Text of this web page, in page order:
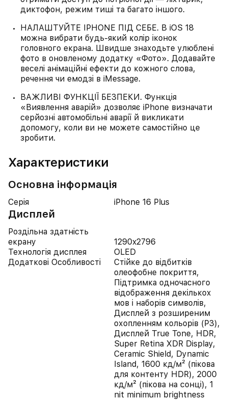
диктофон, режим тиші та багато іншого.
НАЛАШТУЙТЕ IPHONE ПІД СЕБЕ. В iOS 18
можна вибрати будь-який колір іконок
головного екрана. Швидше знаходьте улюблені
фото в оновленому додатку «Фото». Додавайте
веселі анімаційні ефекти до кожного слова,
речення чи емодзі в iMessage.
ВАЖЛИВІ ФУНКЦІЇ БЕЗПЕКИ. Функція
«Виявлення аварій» дозволяє iPhone визначати
серйозні автомобільні аварії й викликати
допомогу, коли ви не можете самостійно це
зробити.
Характеристики
Основна інформація
Серія iPhone 16 Plus
Дисплей
Роздільна здатність
екрану
1290x2796
Технологія дисплея
OLED
Додаткові Особливості
Стійке до відбитків
олеофобне покриття,
Підтримка одночасного
відображення декількох
мов і наборів символів,
Дисплей з розширеним
охопленням кольорів (P3),
Дисплей True Tone, HDR,
Super Retina XDR Display,
Ceramic Shield, Dynamic
Island, 1600 кд/м² (пікова
для контенту HDR), 2000
кд/м² (пікова на сонці), 1
nit minimum brightness